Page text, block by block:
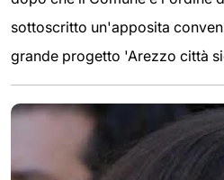
sottoscritto un'apposita
grande progetto 'Arezzo città